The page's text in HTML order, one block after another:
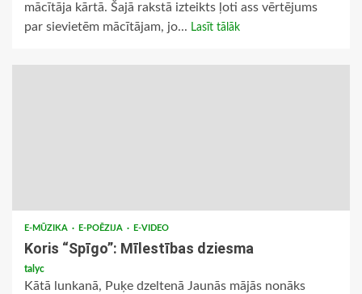
mācītāja kārtā. Šajā rakstā izteikts ļoti ass vērtējums
par sievietēm mācītājam, jo... Lasīt tālāk
E-MŪZIKA E-POĒZIJA E-VIDEO
Koris “Spīgo”: Mīlestības dziesma
talyc
Kātā lunkanā, Puķe dzeltenā Jaunās mājās nonāks